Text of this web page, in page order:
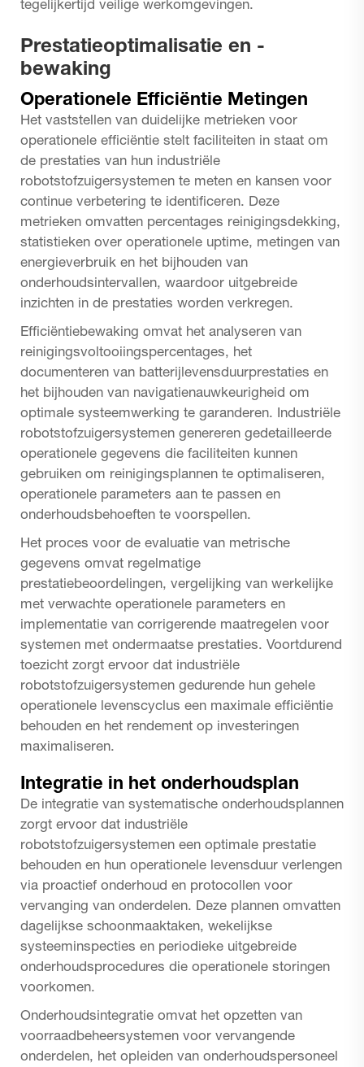
tegelijkertijd veilige werkomgevingen.
Prestatieoptimalisatie en -
bewaking
Operationele Efficiëntie Metingen
Het vaststellen van duidelijke metrieken voor
operationele efficiëntie stelt faciliteiten in staat om
de prestaties van hun industriële
robotstofzuigersystemen te meten en kansen voor
continue verbetering te identificeren. Deze
metrieken omvatten percentages reinigingsdekking,
statistieken over operationele uptime, metingen van
energieverbruik en het bijhouden van
onderhoudsintervallen, waardoor uitgebreide
inzichten in de prestaties worden verkregen.
Efficiëntiebewaking omvat het analyseren van
reinigingsvoltooiingspercentages, het
documenteren van batterijlevensduurprestaties en
het bijhouden van navigatienauwkeurigheid om
optimale systeemwerking te garanderen. Industriële
robotstofzuigersystemen genereren gedetailleerde
operationele gegevens die faciliteiten kunnen
gebruiken om reinigingsplannen te optimaliseren,
operationele parameters aan te passen en
onderhoudsbehoeften te voorspellen.
Het proces voor de evaluatie van metrische
gegevens omvat regelmatige
prestatiebeoordelingen, vergelijking van werkelijke
met verwachte operationele parameters en
implementatie van corrigerende maatregelen voor
systemen met ondermaatse prestaties. Voortdurend
toezicht zorgt ervoor dat industriële
robotstofzuigersystemen gedurende hun gehele
operationele levenscyclus een maximale efficiëntie
behouden en het rendement op investeringen
maximaliseren.
Integratie in het onderhoudsplan
De integratie van systematische onderhoudsplannen
zorgt ervoor dat industriële
robotstofzuigersystemen een optimale prestatie
behouden en hun operationele levensduur verlengen
via proactief onderhoud en protocollen voor
vervanging van onderdelen. Deze plannen omvatten
dagelijkse schoonmaaktaken, wekelijkse
systeeminspecties en periodieke uitgebreide
onderhoudsprocedures die operationele storingen
voorkomen.
Onderhoudsintegratie omvat het opzetten van
voorraadbeheersystemen voor vervangende
onderdelen, het opleiden van onderhoudspersoneel